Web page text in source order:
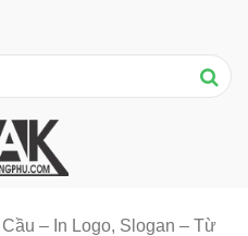
– In Logo, Slogan – Từ